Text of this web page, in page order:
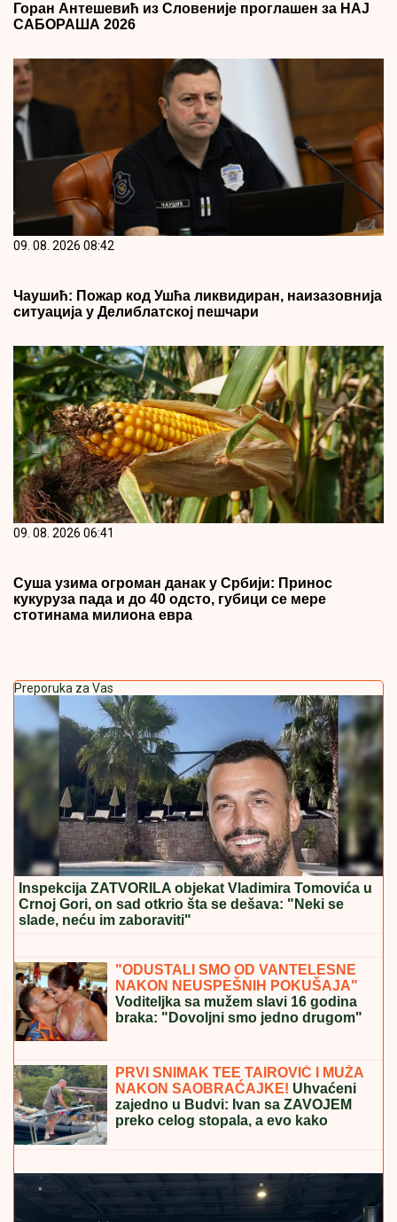
Горан Антешевић из Словеније проглашен за НАЈ
САБОРАША 2026
09. 08. 2026 08:42
Чаушић: Пожар код Ушћа ликвидиран, наизазовнија
ситуација у Делиблатској пешчари
09. 08. 2026 06:41
Суша узима огроман данак у Србији: Принос
кукуруза пада и до 40 одсто, губици се мере
стотинама милиона евра
Preporuka za Vas
Inspekcija ZATVORILA objekat Vladimira Tomovića u
Crnoj Gori, on sad otkrio šta se dešava: "Neki se
slade, neću im zaboraviti"
povukao ključan potez - Andraš Baka
prihvatio nominaciju za predsednika
Voditeljka sa mužem slavi 16 godina
braka: "Dovoljni smo jedno drugom"